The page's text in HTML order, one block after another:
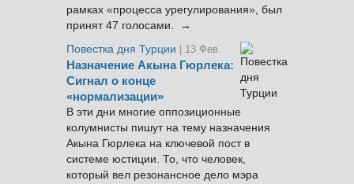
рамках «процесса урегулирования», был
принят 47 голосами. →
Повестка дня Турции
| 13 Фев.
Назначение Акына Гюрлека:
Сигнал о конце
«нормализации»
В эти дни многие оппозиционные
колумнисты пишут на тему назначения
Акына Гюрлека на ключевой пост в
системе юстиции. То, что человек,
который вел резонансное дело мэра